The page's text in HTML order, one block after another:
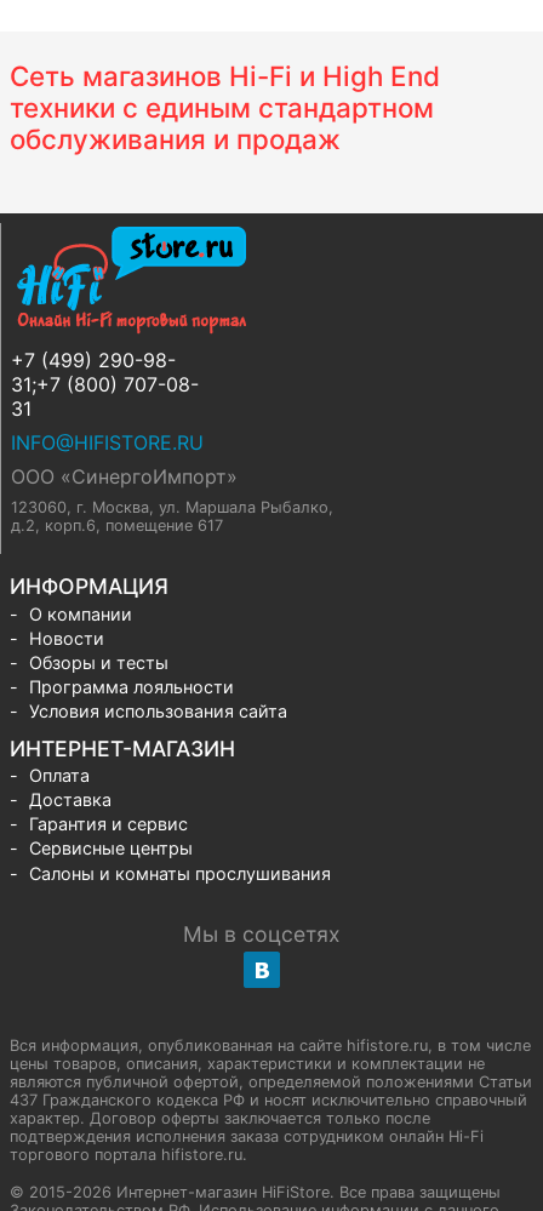
Сеть магазинов Hi-Fi и High End
техники с единым стандартном
обслуживания и продаж
+7 (499) 290-98-
31;+7 (800) 707-08-
31
INFO@HIFISTORE.RU
ООО «СинергоИмпорт»
123060, г. Москва, ул. Маршала Рыбалко,
д.2, корп.6, помещение 617
ИНФОРМАЦИЯ
О компании
Новости
Обзоры и тесты
Программа лояльности
Условия использования сайта
ИНТЕРНЕТ-МАГАЗИН
Оплата
Доставка
Гарантия и сервис
Сервисные центры
Салоны и комнаты прослушивания
Мы в соцсетях
Вся информация, опубликованная на сайте hifistore.ru, в том числе
цены товаров, описания, характеристики и комплектации не
являются публичной офертой, определяемой положениями Статьи
437 Гражданского кодекса РФ и носят исключительно справочный
характер. Договор оферты заключается только после
подтверждения исполнения заказа сотрудником онлайн Hi-Fi
торгового портала hifistore.ru.
© 2015-2026 Интернет-магазин HiFiStore. Все права защищены